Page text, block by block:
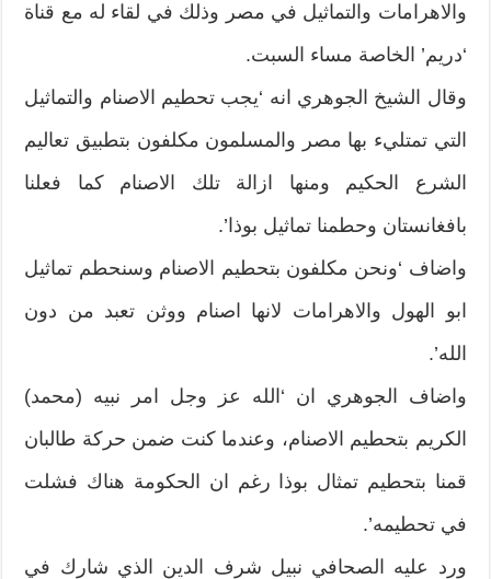
والاهرامات والتماثيل في مصر وذلك في لقاء له مع قناة
‘دريم’ الخاصة مساء السبت.
وقال الشيخ الجوهري انه ‘يجب تحطيم الاصنام والتماثيل
التي تمتليء بها مصر والمسلمون مكلفون بتطبيق تعاليم
الشرع الحكيم ومنها ازالة تلك الاصنام كما فعلنا
بافغانستان وحطمنا تماثيل بوذا’.
واضاف ‘ونحن مكلفون بتحطيم الاصنام وسنحطم تماثيل
ابو الهول والاهرامات لانها اصنام ووثن تعبد من دون
الله’.
واضاف الجوهري ان ‘الله عز وجل امر نبيه (محمد)
الكريم بتحطيم الاصنام، وعندما كنت ضمن حركة طالبان
قمنا بتحطيم تمثال بوذا رغم ان الحكومة هناك فشلت
في تحطيمه’.
ورد عليه الصحافي نبيل شرف الدين الذي شارك في